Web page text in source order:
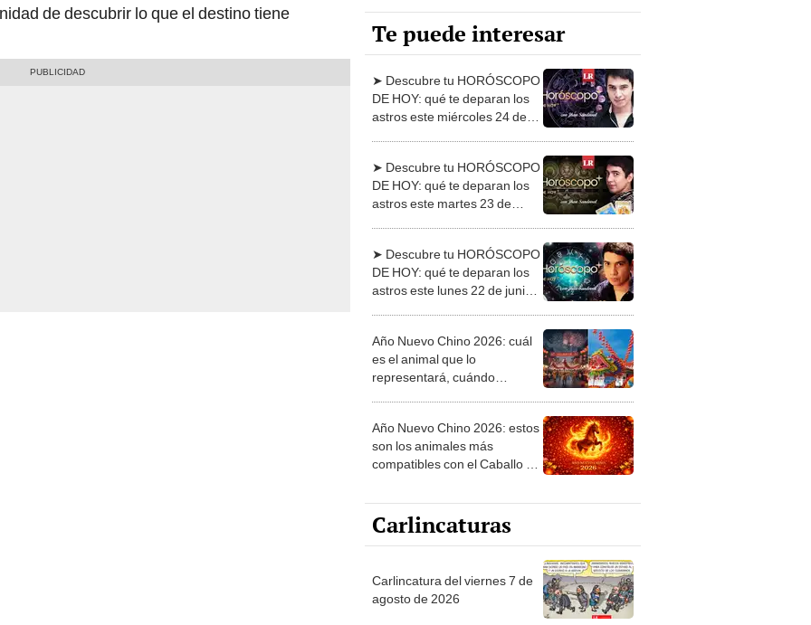
de descubrir lo que el destino tiene
Te puede interesar
➤ Descubre tu HORÓSCOPO
DE HOY: qué te deparan los
astros este miércoles 24 de
➤ Descubre tu HORÓSCOPO
DE HOY: qué te deparan los
astros este martes 23 de
➤ Descubre tu HORÓSCOPO
DE HOY: qué te deparan los
astros este lunes 22 de junio,
Año Nuevo Chino 2026: cuál
es el animal que lo
representará, cuándo
Año Nuevo Chino 2026: estos
son los animales más
compatibles con el Caballo de
este año
Carlincaturas
Carlincatura del viernes 7 de
agosto de 2026